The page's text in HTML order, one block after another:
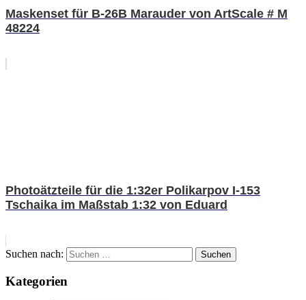
Maskenset für B-26B Marauder von ArtScale # M
48224
Photoätzteile für die 1:32er Polikarpov I-153
Tschaika im Maßstab 1:32 von Eduard
Suchen nach: Suchen
Kategorien